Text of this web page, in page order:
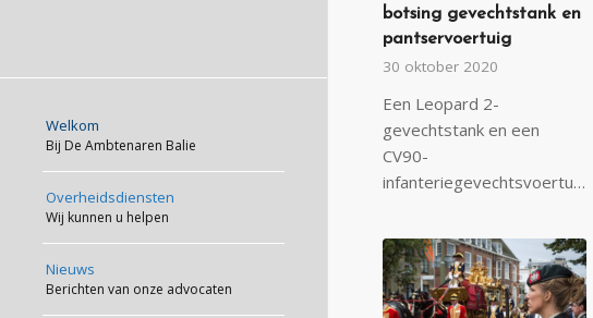
Welkom
Bij De Ambtenaren Balie
Overheidsdiensten
Wij kunnen u helpen
Nieuws
Berichten van onze advocaten
botsing gevechtstank en
pantservoertuig
30 oktober 2020
Een Leopard 2-
gevechtstank en een
CV90-
infanteriegevechtsvoertuig…